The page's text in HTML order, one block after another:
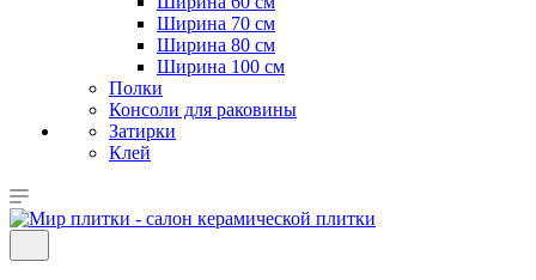
Ширина 70 см
Ширина 80 см
Ширина 100 см
Полки
Консоли для раковины
Затирки
Клей